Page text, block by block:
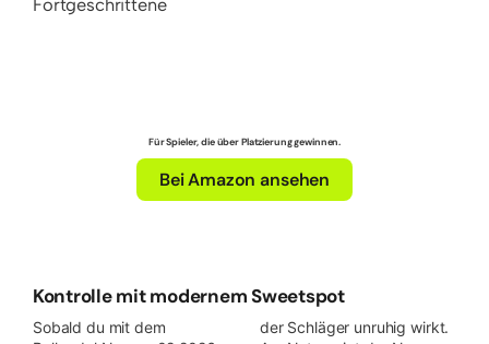
Fortgeschrittene
Für Spieler, die über Platzierung gewinnen.
Bei Amazon ansehen
Kontrolle mit modernem Sweetspot
Sobald du mit dem
der Schläger unruhig wirkt.